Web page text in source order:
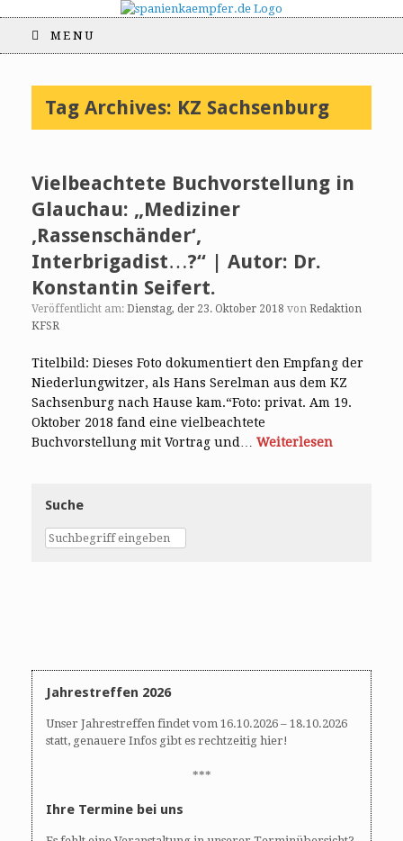
MENU
Tag Archives: KZ Sachsenburg
Vielbeachtete Buchvorstellung in
Glauchau: „Mediziner
‚Rassenschänder‘,
Interbrigadist…?“ | Autor: Dr.
Konstantin Seifert.
Veröffentlicht am: Dienstag, der 23. Oktober 2018 von Redaktion
KFSR
Titelbild: Dieses Foto dokumentiert den Empfang der
Niederlungwitzer, als Hans Serelman aus dem KZ
Sachsenburg nach Hause kam.“Foto: privat. Am 19.
Oktober 2018 fand eine vielbeachtete
Buchvorstellung mit Vortrag und… Weiterlesen
Suche
Jahrestreffen 2026
Unser Jahrestreffen findet vom 16.10.2026 – 18.10.2026
statt, genauere Infos gibt es rechtzeitig hier!
***
Ihre Termine bei uns